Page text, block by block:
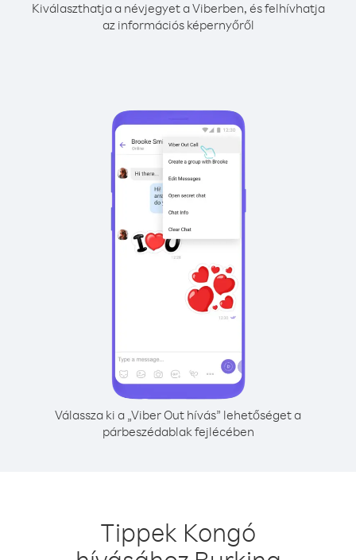
Kiválaszthatja a névjegyet a Viberben, és felhívhatja
az információs képernyőről
Válassza ki a „Viber Out hívás” lehetőséget a
párbeszédablak fejlécében
Tippek Kongó